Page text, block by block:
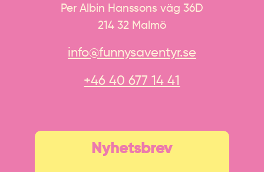
Per Albin Hanssons väg 36D
214 32 Malmö
info@funnysaventyr.se
+46 40 677 14 41
Nyhetsbrev